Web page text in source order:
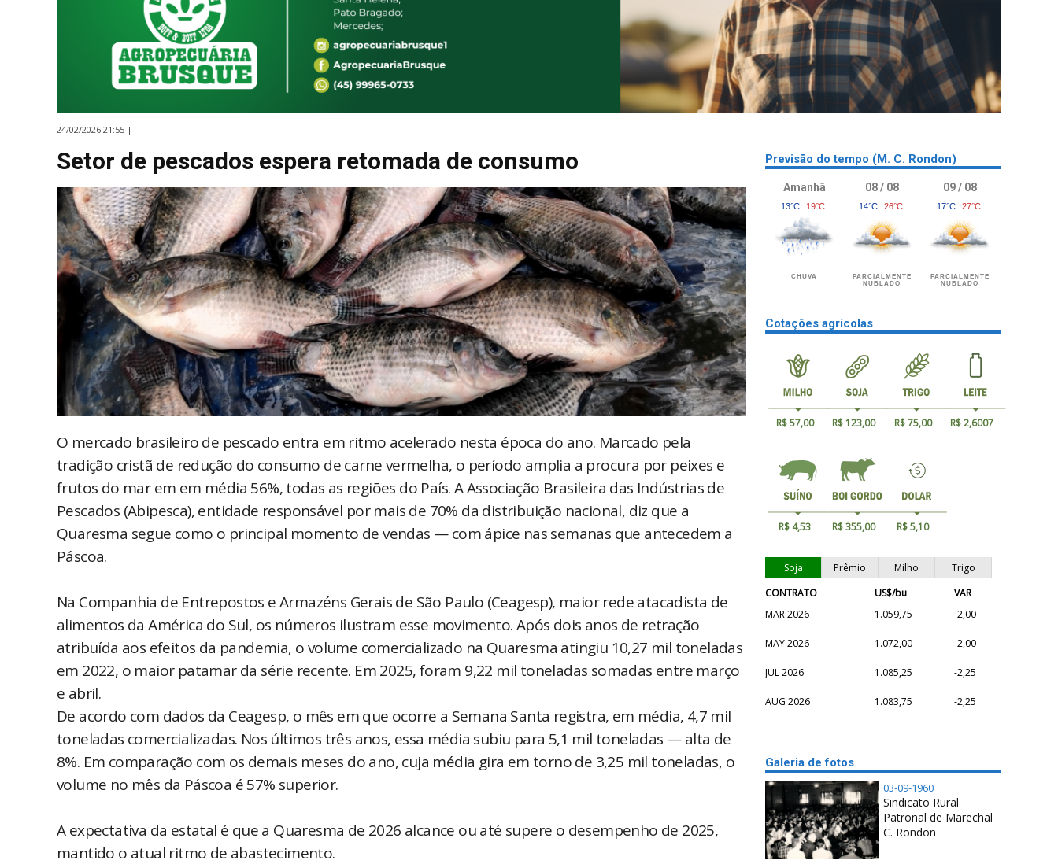
24/02/2026 21:55 |
Setor de pescados espera retomada de consumo
O mercado brasileiro de pescado entra em ritmo acelerado nesta época do ano. Marcado pela
tradição cristã de redução do consumo de carne vermelha, o período amplia a procura por peixes e
frutos do mar em em média 56%, todas as regiões do País. A Associação Brasileira das Indústrias de
Pescados (Abipesca), entidade responsável por mais de 70% da distribuição nacional, diz que a
Quaresma segue como o principal momento de vendas — com ápice nas semanas que antecedem a
Páscoa.
Na Companhia de Entrepostos e Armazéns Gerais de São Paulo (Ceagesp), maior rede atacadista de
alimentos da América do Sul, os números ilustram esse movimento. Após dois anos de retração
atribuída aos efeitos da pandemia, o volume comercializado na Quaresma atingiu 10,27 mil toneladas
em 2022, o maior patamar da série recente. Em 2025, foram 9,22 mil toneladas somadas entre março
e abril.
De acordo com dados da Ceagesp, o mês em que ocorre a Semana Santa registra, em média, 4,7 mil
toneladas comercializadas. Nos últimos três anos, essa média subiu para 5,1 mil toneladas — alta de
8%. Em comparação com os demais meses do ano, cuja média gira em torno de 3,25 mil toneladas, o
volume no mês da Páscoa é 57% superior.
A expectativa da estatal é que a Quaresma de 2026 alcance ou até supere o desempenho de 2025,
mantido o atual ritmo de abastecimento.
Previsão do tempo (M. C. Rondon)
Amanhã
13°C 19°C
CHUVA
08 / 08
14°C 26°C
PARCIALMENTE
NUBLADO
09 / 08
17°C 27°C
PARCIALMENTE
NUBLADO
Cotações agrícolas
R$ 57,00 R$ 123,00 R$ 75,00 R$ 2,6007
R$ 4,53 R$ 355,00 R$ 5,10
Soja Prêmio Milho
Trigo
CONTRATO
US$/bu
VAR
MAR 2026
1.059,75 -2,00
MAY 2026 1.072,00 -2,00
JUL 2026 1.085,25 -2,25
AUG 2026 1.083,75 -2,25
Galeria de fotos
03-09-1960
Sindicato Rural
Patronal de Marechal
C. Rondon